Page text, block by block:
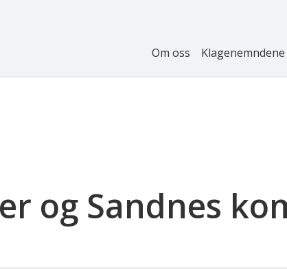
Om oss Klagenemndene
og Sandnes